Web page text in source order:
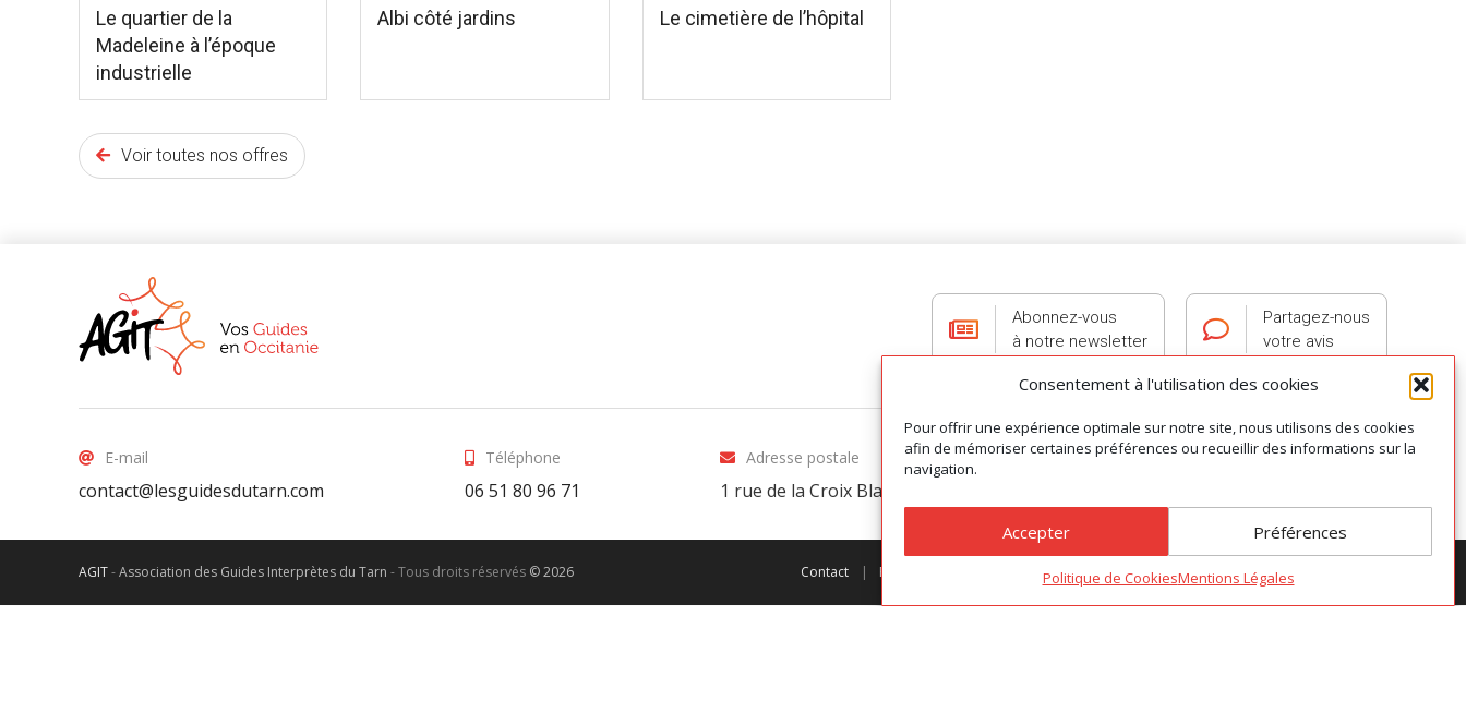
Consentement à l'utilisation des cookies
Pour offrir une expérience optimale sur notre site, nous utilisons des cookies
afin de mémoriser certaines préférences ou recueillir des informations sur la
navigation.
Accepter Préférences
Politique de CookiesMentions Légales
Le quartier de la
Madeleine à l’époque
industrielle
Albi côté jardins Le cimetière de l’hôpital
Voir toutes nos offres
Abonnez-vous
à notre newsletter
Partagez-nous
votre avis
E-mail
contact@lesguidesdutarn.com
Téléphone
06 51 80 96 71
Adresse postale
1 rue de la Croix Blanche
AGIT-Association des Guides Interprètes du Tarn -Tous droits réservés © 2026 Contact | Préférences des cookies | Mentions légales | Conditions Générales de Vente